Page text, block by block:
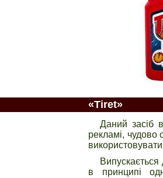
«Tiret»
Даний засіб
рекламі, чудово
в принципі